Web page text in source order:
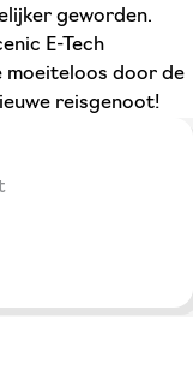
geworden.
E-Tech
moeiteloos door de
reisgenoot!